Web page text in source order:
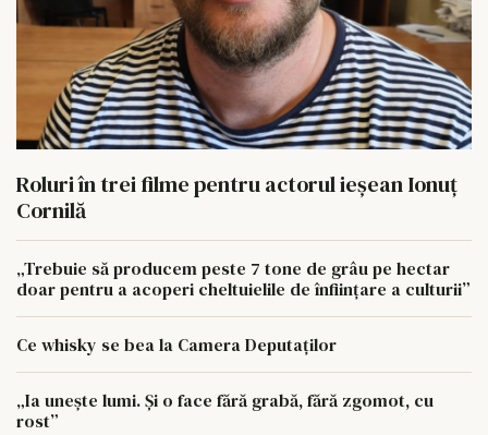
Roluri în trei filme pentru actorul ieşean Ionuţ
Cornilă
„Trebuie să producem peste 7 tone de grâu pe hectar
doar pentru a acoperi cheltuielile de înființare a culturii”
Ce whisky se bea la Camera Deputaților
„Ia unește lumi. Și o face fără grabă, fără zgomot, cu
rost”